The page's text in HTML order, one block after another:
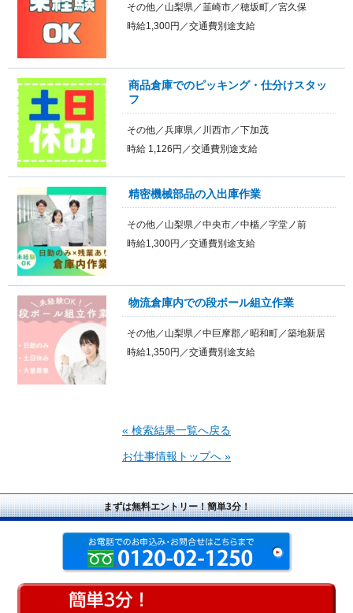
その他／山梨県／韮崎市／穂坂町／宮久保
時給1,300円／交通費別途支給
商品倉庫でのピッキング・仕分けスタッ
フ
その他／兵庫県／川西市／下加茂
時給 1,126円／交通費別途支給
精密機械部品の入出庫作業
その他／山梨県／中央市／中楯／字堂ノ前
時給1,300円／交通費別途支給
物流倉庫内での段ボール組立作業
その他／山梨県／中巨摩郡／昭和町／築地新居
時給1,350円／交通費別途支給
« 検索結果一覧へ戻る
お仕事情報トップへ »
まずは無料エントリー！簡単3分！